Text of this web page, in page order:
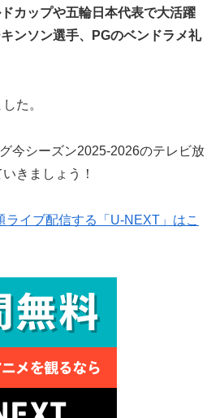
カップや五輪日本代表で大活躍
ンソン選手、PGのベンドラメ礼
た。
今シーズン2025-2026のテレビ放
きましょう！
ライブ配信する「U-NEXT」はこ